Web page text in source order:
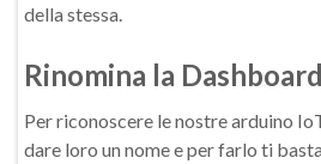
della stessa.
Rinomina la Dashboard
Per riconoscere le nostre arduino
dare loro un nome e per farlo ti